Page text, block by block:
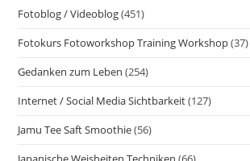
Fotoblog / Videoblog(451)
Fotokurs Fotoworkshop Training Workshop(37)
Gedanken zum Leben (254)
Internet / Social Media Sichtbarkeit(127)
Jamu Tee Saft Smoothie(56)